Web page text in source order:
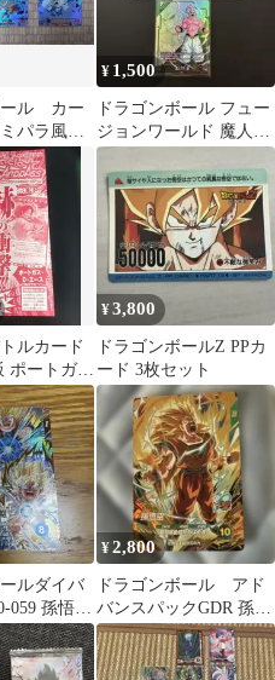
ール カー
パラ風
タ 海外
ト
¥ 1,500
ドラゴンボール フュー
ジョンワールド 魔人ブ
ウ 3枚セット
ルカード
ポートガ
ス 2枚 未
¥3,800
ドラゴンボールZ PPカ
ード 3枚セット
ルダイバ
059 孫悟
¥2,800
ドラゴンボール アド
バンスパックGDR 孫悟
空 シングル７枚セッ
ト